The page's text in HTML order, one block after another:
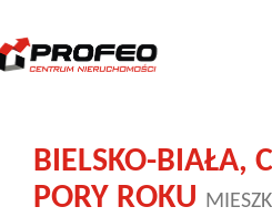
BIELSKO-BIAŁA,
PORY ROKU